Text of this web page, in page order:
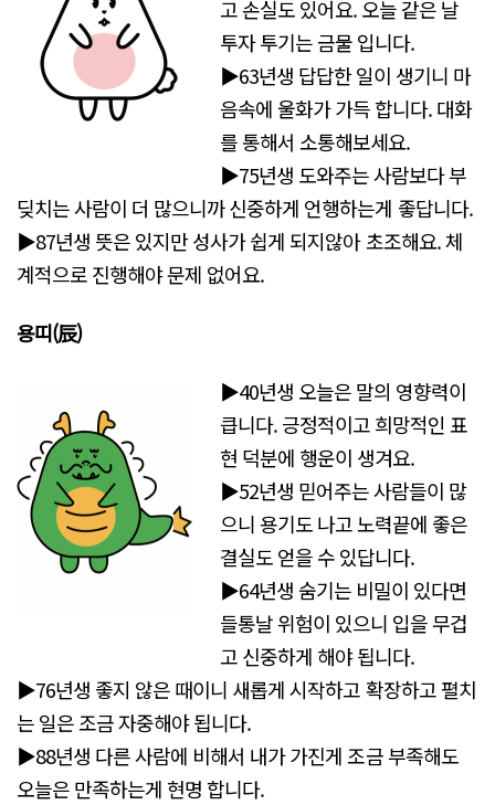
고 손실도 있어요. 오늘 같은 날
투자 투기는 금물 입니다.
▶63년생 답답한 일이 생기니 마
음속에 울화가 가득 합니다. 대화
를 통해서 소통해보세요.
▶75년생 도와주는 사람보다 부
딪치는 사람이 더 많으니까 신중하게 언행하는게 좋답니다.
▶87년생 뜻은 있지만 성사가 쉽게 되지않아 초조해요. 체
계적으로 진행해야 문제 없어요.
용띠(辰)
▶40년생 오늘은 말의 영향력이
큽니다. 긍정적이고 희망적인 표
현 덕분에 행운이 생겨요.
▶52년생 믿어주는 사람들이 많
으니 용기도 나고 노력끝에 좋은
결실도 얻을 수 있답니다.
▶64년생 숨기는 비밀이 있다면
들통날 위험이 있으니 입을 무겁
고 신중하게 해야 됩니다.
▶76년생 좋지 않은 때이니 새롭게 시작하고 확장하고 펼치
는 일은 조금 자중해야 됩니다.
▶88년생 다른 사람에 비해서 내가 가진게 조금 부족해도
오늘은 만족하는게 현명 합니다.